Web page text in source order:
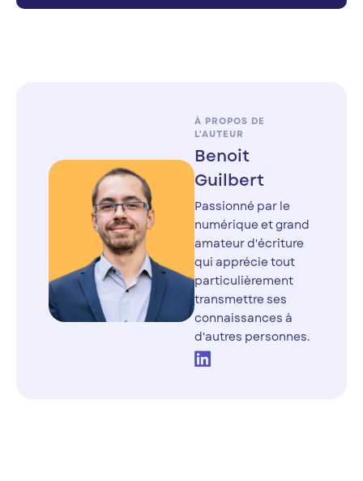
À PROPOS DE
L'AUTEUR
Benoit
Guilbert
Passionné par le
numérique et grand
amateur d'écriture
qui apprécie tout
particulièrement
transmettre ses
connaissances à
d'autres personnes.